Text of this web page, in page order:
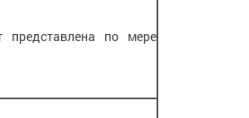
по мере